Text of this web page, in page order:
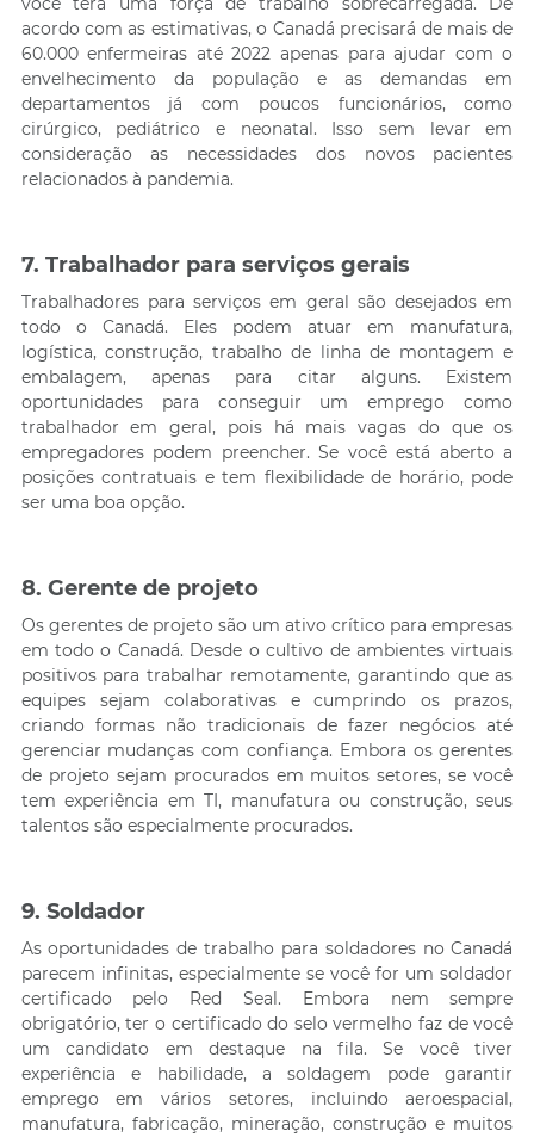
acordo com as estimativas, o Canadá precisará de mais de
60.000 enfermeiras até 2022 apenas para ajudar com o
envelhecimento da população e as demandas em
departamentos já com poucos funcionários, como
cirúrgico, pediátrico e neonatal. Isso sem levar em
consideração as necessidades dos novos pacientes
relacionados à pandemia.
7. Trabalhador para serviços gerais
Trabalhadores para serviços em geral são desejados em
todo o Canadá. Eles podem atuar em manufatura,
logística, construção, trabalho de linha de montagem e
embalagem, apenas para citar alguns. Existem
oportunidades para conseguir um emprego como
trabalhador em geral, pois há mais vagas do que os
empregadores podem preencher. Se você está aberto a
posições contratuais e tem flexibilidade de horário, pode
ser uma boa opção.
8. Gerente de projeto
Os gerentes de projeto são um ativo crítico para empresas
em todo o Canadá. Desde o cultivo de ambientes virtuais
positivos para trabalhar remotamente, garantindo que as
equipes sejam colaborativas e cumprindo os prazos,
criando formas não tradicionais de fazer negócios até
gerenciar mudanças com confiança. Embora os gerentes
de projeto sejam procurados em muitos setores, se você
tem experiência em TI, manufatura ou construção, seus
talentos são especialmente procurados.
9. Soldador
As oportunidades de trabalho para soldadores no Canadá
parecem infinitas, especialmente se você for um soldador
certificado pelo Red Seal. Embora nem sempre
obrigatório, ter o certificado do selo vermelho faz de você
um candidato em destaque na fila. Se você tiver
experiência e habilidade, a soldagem pode garantir
emprego em vários setores, incluindo aeroespacial,
manufatura, fabricação, mineração, construção e muitos